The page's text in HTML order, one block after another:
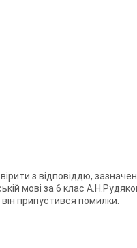
з відповіддю,
мові за 6 клас
припустився помилки.